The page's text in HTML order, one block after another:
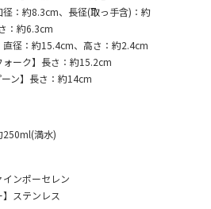
径：約8.3cm、長径(取っ手含)：約
：約6.3cm
直径：約15.4cm、高さ：約2.4cm
ォーク】長さ：約15.2cm
ーン】長さ：約14cm
250ml(満水)
インポーセレン
】ステンレス